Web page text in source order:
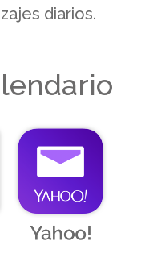
diarios.